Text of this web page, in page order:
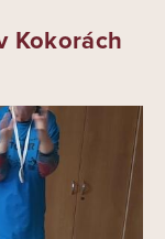
Kokorách